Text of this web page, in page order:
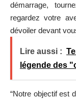
démarrage,
regardez votre
dévoiler devant
Lire aussi :
légende des
“Notre objectif est